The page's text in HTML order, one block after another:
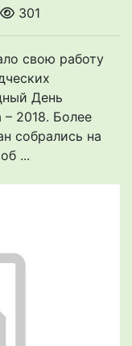
301
свою работу
День
– 2018. Более
собрались на
...